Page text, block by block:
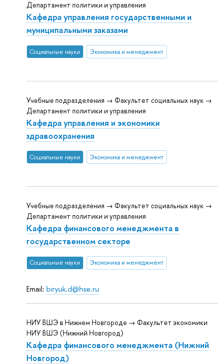
Департамент политики и управления
Кафедра управления государственными и
муниципальными заказами
Социальные науки Экономика и менеджмент
Учебные подразделения → Факультет социальных наук →
Департамент политики и управления
Кафедра управления и экономики
здравоохранения
Социальные науки Экономика и менеджмент
Email: biryuk.d@hse.ru
Учебные подразделения → Факультет социальных наук →
Департамент политики и управления
Кафедра финансового менеджмента в
государственном секторе
Социальные науки Экономика и менеджмент
НИУ ВШЭ в Нижнем Новгороде → Факультет экономики
НИУ ВШЭ (Нижний Новгород)
Кафедра финансового менеджмента (Нижний
Новгород)